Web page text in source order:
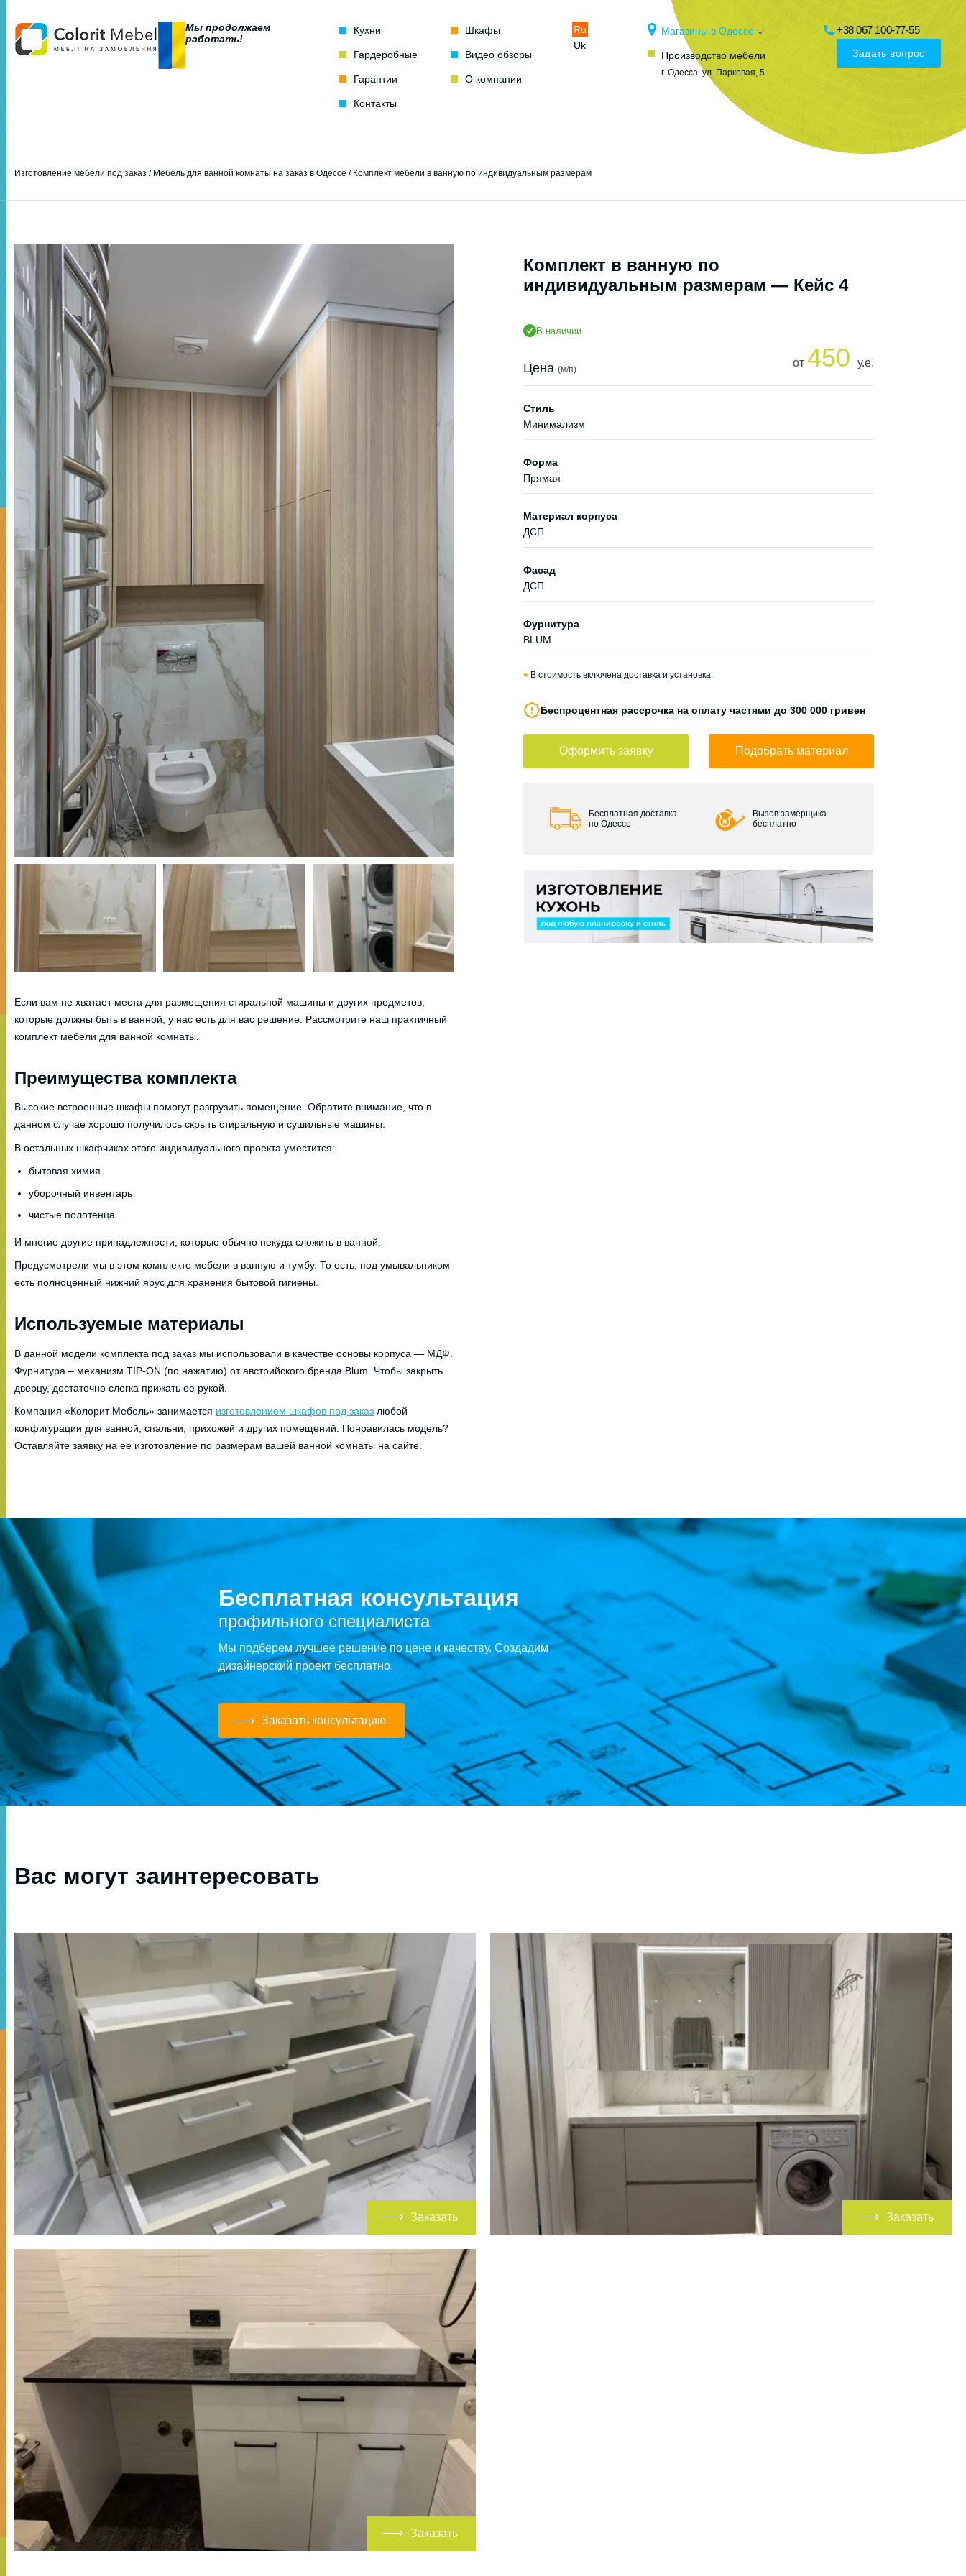
Мы продолжаем
работать!
Кухни Шкафы
Гардеробные Видео обзоры
Гарантии О компании
Контакты
Uk
Ru Магазины в Одессе
Производство мебели
г. Одесса, ул. Парковая, 5
+38 067 100-77-55
Задать вопрос
Изготовление мебели под заказ / Мебель для ванной комнаты на заказ в Одессе / Комплект мебели в ванную по индивидуальным размерам
Если вам не хватает места для размещения стиральной машины и других предметов,
которые должны быть в ванной, у нас есть для вас решение. Рассмотрите наш практичный
комплект мебели для ванной комнаты.
Преимущества комплекта
Высокие встроенные шкафы помогут разгрузить помещение. Обратите внимание, что в
данном случае хорошо получилось скрыть стиральную и сушильные машины.
В остальных шкафчиках этого индивидуального проекта уместится:
бытовая химия
уборочный инвентарь
чистые полотенца
И многие другие принадлежности, которые обычно некуда сложить в ванной.
Предусмотрели мы в этом комплекте мебели в ванную и тумбу. То есть, под умывальником
есть полноценный нижний ярус для хранения бытовой гигиены.
Используемые материалы
В данной модели комплекта под заказ мы использовали в качестве основы корпуса — МДФ.
Фурнитура – механизм TIP-ON (по нажатию) от австрийского бренда Blum. Чтобы закрыть
дверцу, достаточно слегка прижать ее рукой.
Компания «Колорит Мебель» занимается изготовлением шкафов под заказ любой
конфигурации для ванной, спальни, прихожей и других помещений. Понравилась модель?
Оставляйте заявку на ее изготовление по размерам вашей ванной комнаты на сайте.
Комплект в ванную по
индивидуальным размерам — Кейс 4
В наличии
Цена (м/п)
от 450 у.е.
Стиль
Минимализм
Форма
Прямая
Материал корпуса
ДСП
Фасад
ДСП
Фурнитура
BLUM
* В стоимость включена доставка и установка.
Беспроцентная рассрочка на оплату частями до 300 000 гривен
Оформить заявку Подобрать материал
Бесплатная доставка
по Одессе
Вызов замерщика
бесплатно
Бесплатная консультация
профильного специалиста
Мы подберем лучшее решение по цене и качеству. Создадим
дизайнерский проект бесплатно.
Заказать консультацию
Вас могут заинтересовать
Заказать Заказать
Заказать